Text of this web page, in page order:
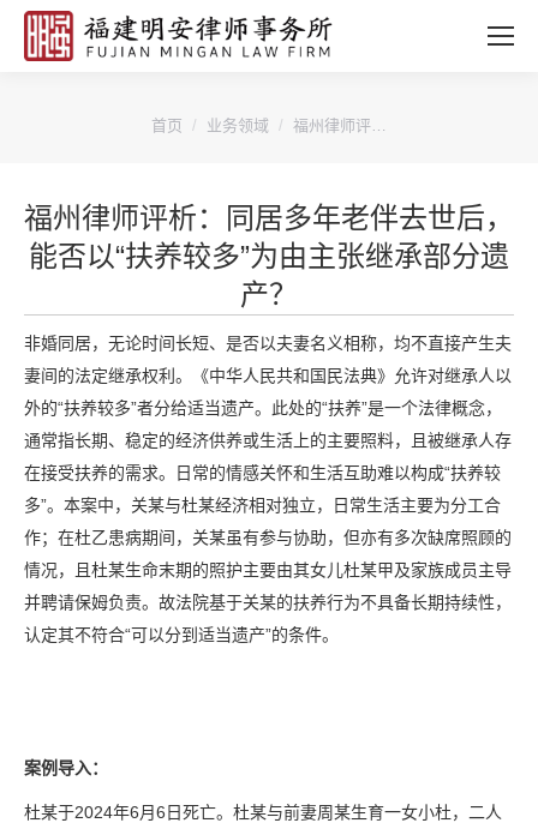
您的位置：
首页 业务领域 福州律师评…
福州律师评析：同居多年老伴去世后，
能否以“扶养较多”为由主张继承部分遗
产？
非婚同居，无论时间长短、是否以夫妻名义相称，均不直接产生夫
妻间的法定继承权利。《中华人民共和国民法典》允许对继承人以
外的“扶养较多”者分给适当遗产。此处的“扶养”是一个法律概念，
通常指长期、稳定的经济供养或生活上的主要照料，且被继承人存
在接受扶养的需求。日常的情感关怀和生活互助难以构成“扶养较
多”。本案中，关某与杜某经济相对独立，日常生活主要为分工合
作；在杜乙患病期间，关某虽有参与协助，但亦有多次缺席照顾的
情况，且杜某生命末期的照护主要由其女儿杜某甲及家族成员主导
并聘请保姆负责。故法院基于关某的扶养行为不具备长期持续性，
认定其不符合“可以分到适当遗产”的条件。
案例导入：
杜某于2024年6月6日死亡。杜某与前妻周某生育一女小杜，二人